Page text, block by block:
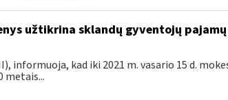
užtikrina sklandų gyventojų
informuoja, kad iki 2021 m. vasario 15 d.
metais...